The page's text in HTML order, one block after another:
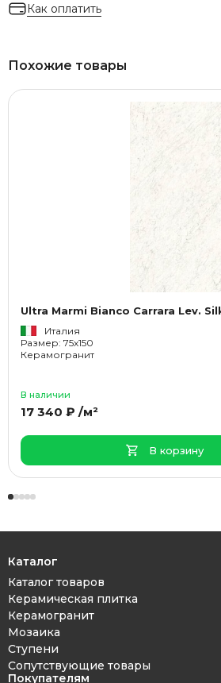
Как оплатить
Похожие товары
Ultra Marmi Bianco Carrara Lev.
Италия
Размер: 75x150
Керамогранит
В наличии
17 340 ₽ /м²
В корзину
Каталог
Каталог товаров
Керамическая плитка
Керамогранит
Мозаика
Ступени
Сопутствующие товары
Покупателям